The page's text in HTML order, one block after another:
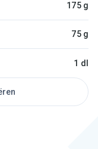
175 g
75 g
1 dl